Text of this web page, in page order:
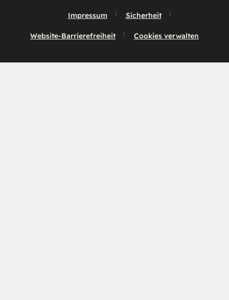
Impressum Sicherheit
Website-Barrierefreiheit Cookies verwalten